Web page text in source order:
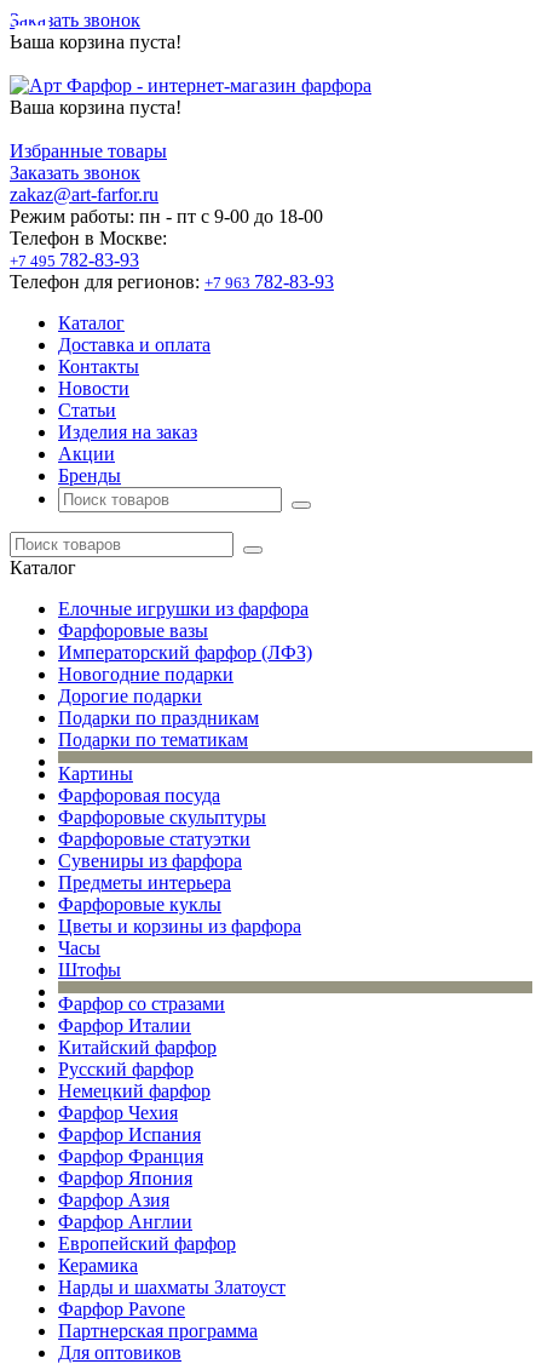
Заказать звонок
Ваша корзина пуста!
Ваша корзина пуста!
Избранные товары
Заказать звонок
zakaz@art-farfor.ru
Режим работы: пн - пт c 9-00 до 18-00
Телефон в Москве:
+7 495 782-83-93
Телефон для регионов: +7 963 782-83-93
Каталог
Доставка и оплата
Контакты
Новости
Статьи
Изделия на заказ
Акции
Бренды
Каталог
Елочные игрушки из фарфора
Фарфоровые вазы
Императорский фарфор (ЛФЗ)
Новогодние подарки
Дорогие подарки
Подарки по праздникам
Подарки по тематикам
Картины
Фарфоровая посуда
Фарфоровые скульптуры
Фарфоровые статуэтки
Сувениры из фарфора
Предметы интерьера
Фарфоровые куклы
Цветы и корзины из фарфора
Часы
Штофы
Фарфор со стразами
Фарфор Италии
Китайский фарфор
Русский фарфор
Немецкий фарфор
Фарфор Чехия
Фарфор Испания
Фарфор Франция
Фарфор Япония
Фарфор Азия
Фарфор Англии
Европейский фарфор
Керамика
Нарды и шахматы Златоуст
Фарфор Pavone
Партнерская программа
Для оптовиков